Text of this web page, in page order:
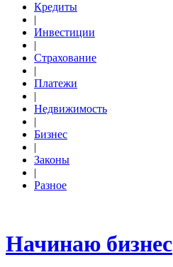
Кредиты
|
Инвестиции
|
Страхование
|
Платежи
|
Недвижимость
|
Бизнес
|
Законы
|
Разное
Начинаю бизнес